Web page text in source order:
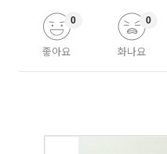
좋아요
0
화나요
0